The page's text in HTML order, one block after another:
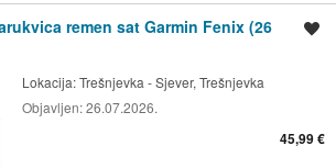
remen sat Garmin Fenix (26
Lokacija:Trešnjevka - Sjever, Trešnjevka
Objavljen:26.07.2026.
45,99 €